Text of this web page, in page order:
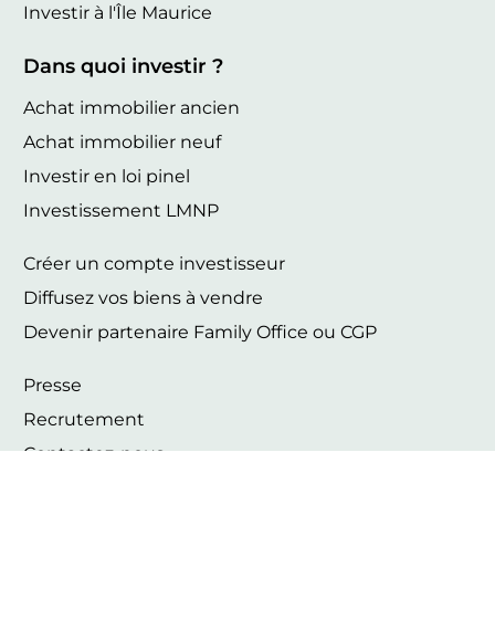
Investir à l'Île Maurice
Dans quoi investir ?
Achat immobilier ancien
Achat immobilier neuf
Investir en loi pinel
Investissement LMNP
Créer un compte investisseur
Diffusez vos biens à vendre
Devenir partenaire Family Office ou CGP
Presse
Recrutement
Contactez-nous